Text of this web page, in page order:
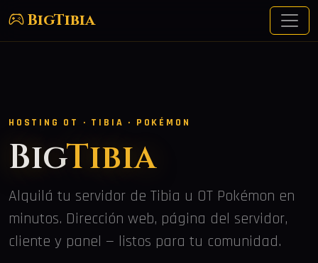
BigTibia
HOSTING OT · TIBIA · POKÉMON
BigTibia
Alquilá tu servidor de Tibia u OT Pokémon en
minutos. Dirección web, página del servidor,
cliente y panel — listos para tu comunidad.